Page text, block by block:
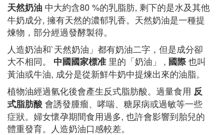
天然奶油 中大約含80 %的乳脂肪, 剩下的是水及其他
牛奶成分, 擁有天然的濃郁乳香。天然奶油是一種提
煉物，部分經過發酵製得。
人造奶油和`天然奶油」都有奶油二字，但是成分卻
大不相同。 中國國家標准 里的「奶油」 , 國際也叫
黃油或牛油, 成分是從新鮮牛奶中提煉出來的油脂。
植物油經過氫化後會產生反式脂肪酸。過量食用 反
式脂肪酸會誘發腫瘤、哮喘、糖尿病或過敏等一些
症狀。婦女懷孕期間食用過多, 也許會影響到胎兒的
體重發育。人造奶油口感較差。